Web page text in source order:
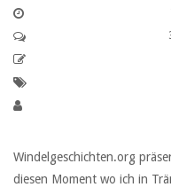
Windelgeschichten.org
diesen Moment wo ich in